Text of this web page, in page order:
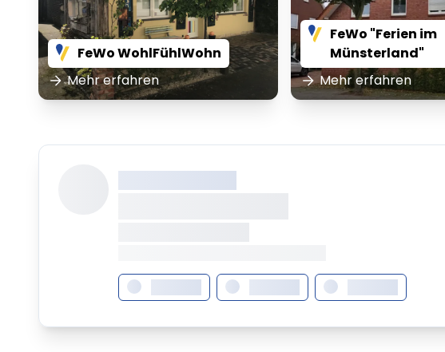
FeWo WohlFühlWohn
Mehr erfahren
FeWo "Ferien im
Münsterland"
Mehr erfahren